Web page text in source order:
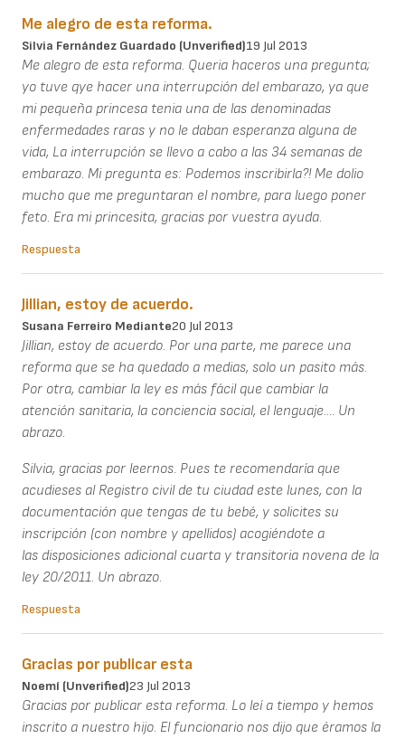
Me alegro de esta reforma.
Silvia Fernández Guardado (unverified)19 Jul 2013
Me alegro de esta reforma. Queria haceros una pregunta;
yo tuve qye hacer una interrupción del embarazo, ya que
mi pequeña princesa tenia una de las denominadas
enfermedades raras y no le daban esperanza alguna de
vida, La interrupción se llevo a cabo a las 34 semanas de
embarazo. Mi pregunta es: Podemos inscribirla?! Me dolio
mucho que me preguntaran el nombre, para luego poner
feto. Era mi princesita, gracias por vuestra ayuda.
Respuesta
Jillian, estoy de acuerdo.
Susana Ferreiro Mediante20 Jul 2013
Jillian, estoy de acuerdo. Por una parte, me parece una
reforma que se ha quedado a medias, solo un pasito más.
Por otra, cambiar la ley es más fácil que cambiar la
atención sanitaria, la conciencia social, el lenguaje.... Un
abrazo.
Silvia, gracias por leernos. Pues te recomendaría que
acudieses al Registro civil de tu ciudad este lunes, con la
documentación que tengas de tu bebé, y solicites su
inscripción (con nombre y apellidos) acogiéndote a
las disposiciones adicional cuarta y transitoria novena de la
ley 20/2011. Un abrazo.
Respuesta
Gracias por publicar esta
Noemí (unverified)23 Jul 2013
Gracias por publicar esta reforma. Lo leí a tiempo y hemos
inscrito a nuestro hijo. El funcionario nos dijo que éramos la